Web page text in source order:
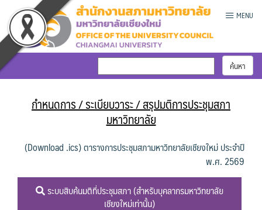
content
MENU
กำหนดการ / ระเบียบวาระ / สรุปมติการประชุมสภา
มหาวิทยาลัย
(Download .ics) ตารางการประชุมสภามหาวิทยาลัยเชียงใหม่ ประจำปี
พ.ศ. 2569